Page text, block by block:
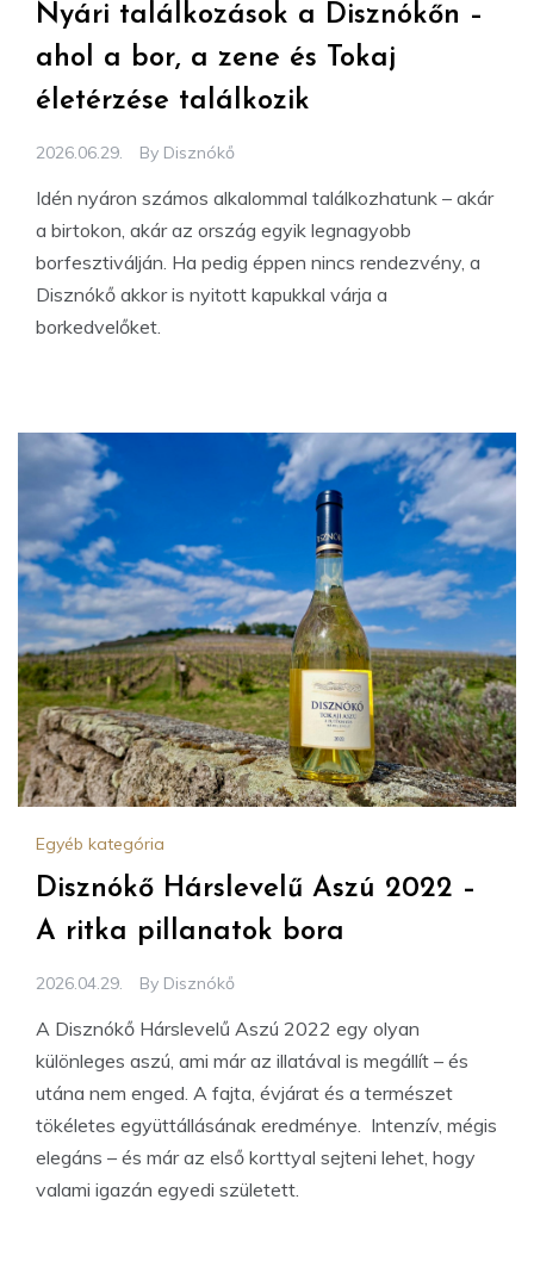
Nyári találkozások a Disznókőn –
ahol a bor, a zene és Tokaj
életérzése találkozik
2026.06.29. By Disznókő
Idén nyáron számos alkalommal találkozhatunk – akár
a birtokon, akár az ország egyik legnagyobb
borfesztiválján. Ha pedig éppen nincs rendezvény, a
Disznókő akkor is nyitott kapukkal várja a
borkedvelőket.
Egyéb kategória
Disznókő Hárslevelű Aszú 2022 –
A ritka pillanatok bora
2026.04.29. By Disznókő
A Disznókő Hárslevelű Aszú 2022 egy olyan
különleges aszú, ami már az illatával is megállít – és
utána nem enged. A fajta, évjárat és a természet
tökéletes együttállásának eredménye. Intenzív, mégis
elegáns – és már az első korttyal sejteni lehet, hogy
valami igazán egyedi született.